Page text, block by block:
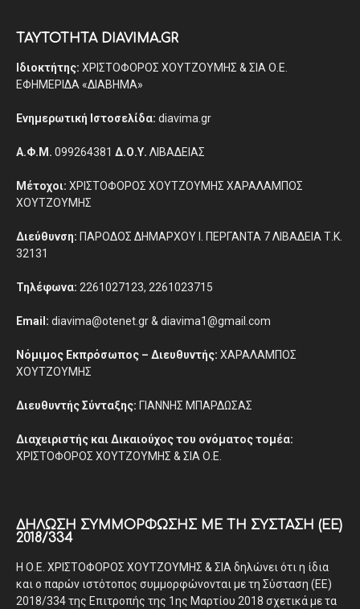
ΤΑΥΤΟΤΗΤΑ DIAVIMA.GR
Ιδιοκτήτης: ΧΡΙΣΤΟΦΟΡΟΣ ΧΟΥΤΖΟΥΜΗΣ & ΣΙΑ Ο.Ε.
ΕΦΗΜΕΡΙΔΑ «ΔΙΑΒΗΜΑ»
Ενημερωτική Ιστοσελίδα: diavima.gr
Α.Φ.Μ. 099264381 Δ.Ο.Υ. ΛΙΒΑΔΕΙΑΣ
Μέτοχοι: ΧΡΙΣΤΟΦΟΡΟΣ ΧΟΥΤΖΟΥΜΗΣ ΧΑΡΑΛΑΜΠΟΣ
ΧΟΥΤΖΟΥΜΗΣ
Διεύθυνση: ΠΑΡΟΔΟΣ ΔΗΜΑΡΧΟΥ Ι. ΠΕΡΓΑΝΤΑ 7 ΛΙΒΑΔΕΙΑ Τ.Κ.
32131
Τηλέφωνα: 2261027123, 2261023715
Email: diavima@otenet.gr & diavima1@gmail.com
Νόμιμος Εκπρόσωπος – Διευθυντής: ΧΑΡΑΛΑΜΠΟΣ
ΧΟΥΤΖΟΥΜΗΣ
Διευθυντής Σύνταξης: ΓΙΑΝΝΗΣ ΜΠΑΡΔΩΣΑΣ
Διαχειριστής και Δικαιούχος του ονόματος τομέα:
ΧΡΙΣΤΟΦΟΡΟΣ ΧΟΥΤΖΟΥΜΗΣ & ΣΙΑ Ο.Ε.
ΔΉΛΩΣΗ ΣΥΜΜΌΡΦΩΣΗΣ ΜΕ ΤΗ ΣΎΣΤΑΣΗ (ΕΕ)
2018/334
Η Ο.Ε. ΧΡΙΣΤΟΦΟΡΟΣ ΧΟΥΤΖΟΥΜΗΣ & ΣΙΑ δηλώνει ότι η ίδια
και ο παρών ιστότοπος συμμορφώνονται με τη Σύσταση (ΕΕ)
2018/334 της Επιτροπής της 1ης Μαρτίου 2018 σχετικά με τα